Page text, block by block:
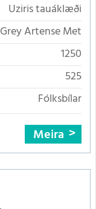
Uziris tauáklæði
Grey Artense Met
1250
525
Fólksbílar
Meira